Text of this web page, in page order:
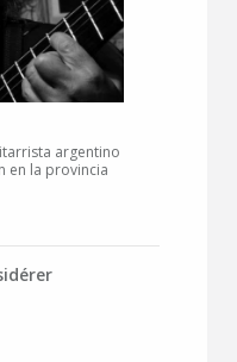
argentino
en la provincia